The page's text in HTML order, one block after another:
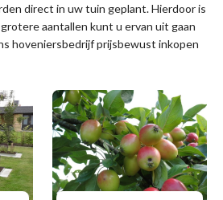
direct in uw tuin geplant. Hierdoor is
aantallen kunt u ervan uit gaan
hoveniersbedrijf prijsbewust inkopen